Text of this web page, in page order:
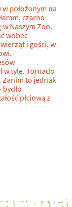
położonym na
czarno-
w Naszym Zoo.
wobec
i gości, w
w tyle. Tornado
Zanim to jednak
płciową z